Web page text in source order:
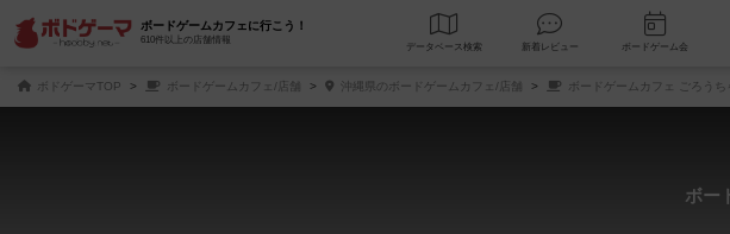
ボードゲームカフェに行こう！
610件以上の店舗情報
データベース 検索 新着レビュー ボード
ボドゲーマTOP ボードゲームカフェ/店舗 沖縄県のボードゲームカフェ/店舗 ボードゲームカフェ ごろうち
ボー